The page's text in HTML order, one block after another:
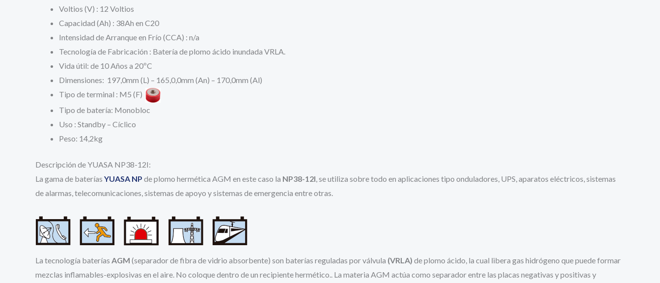
Voltios (V) : 12 Voltios
Capacidad (Ah) : 38Ah en C20
Intensidad de Arranque en Frío (CCA) : n/a
Tecnología de Fabricación : Batería de plomo ácido inundada VRLA.
Vida útil: de 10 Años a 20ºC
Dimensiones: 197,0mm (L) – 165,0,0mm (An) – 170,0mm (Al)
Tipo de terminal : M5 (F)
Tipo de batería: Monobloc
Uso : Standby – Cíclico
Peso: 14,2kg
Descripción de YUASA NP38-12I:
La gama de baterías YUASA NP de plomo hermética AGM en este caso la NP38-12I, se utiliza sobre todo en aplicaciones tipo onduladores, UPS, aparatos eléctricos, sistemas
de alarmas, telecomunicaciones, sistemas de apoyo y sistemas de emergencia entre otras.
La tecnología baterías AGM (separador de fibra de vidrio absorbente) son baterías reguladas por válvula (VRLA) de plomo ácido, la cual libera gas hidrógeno que puede formar
mezclas inflamables-explosivas en el aire. No coloque dentro de un recipiente hermético.. La materia AGM actúa como separador entre las placas negativas y positivas y